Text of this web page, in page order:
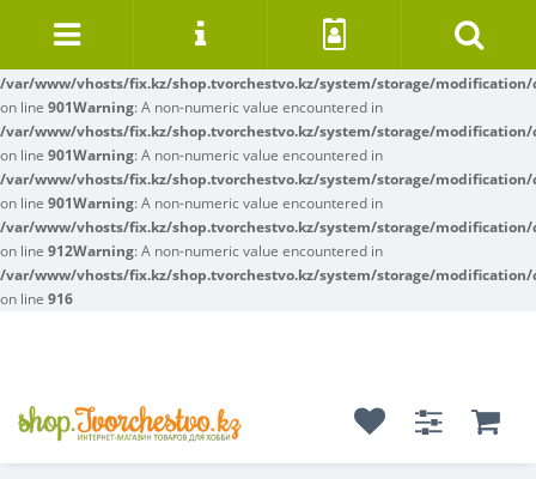
/var/www/vhosts/fix.kz/shop.tvorchestvo.kz/system/storage/
/var/www/vhosts/fix.kz/shop.tvorchestvo.kz/system/storage/
on line 901Warning: A non-numeric value encountered in
/var/www/vhosts/fix.kz/shop.tvorchestvo.kz/system/storage/
on line 901Warning: A non-numeric value encountered in
/var/www/vhosts/fix.kz/shop.tvorchestvo.kz/system/storage/
on line 901Warning: A non-numeric value encountered in
/var/www/vhosts/fix.kz/shop.tvorchestvo.kz/system/storage/
on line 912Warning: A non-numeric value encountered in
/var/www/vhosts/fix.kz/shop.tvorchestvo.kz/system/storage/
on line 916